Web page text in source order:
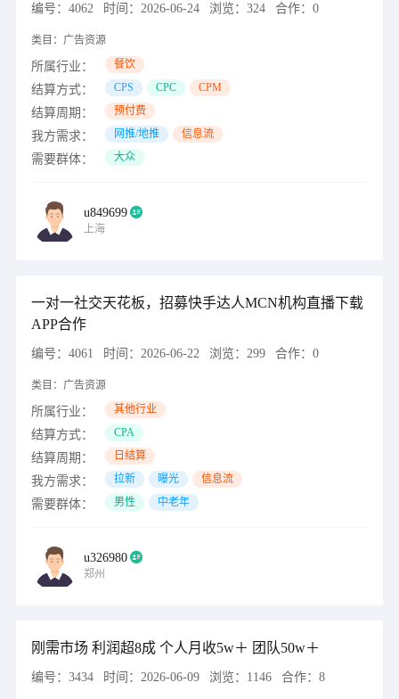
编号： 4062 时间： 2026-06-24 浏览： 324 合作： 0
类目： 广告资源
所属行业： 餐饮
结算方式： CPS CPC CPM
结算周期： 预付费
我方需求： 网推/地推 信息流
需要群体： 大众
u849699
上海
一对一社交天花板，招募快手达人MCN机构直播下载
APP合作
编号： 4061 时间： 2026-06-22 浏览： 299 合作： 0
类目： 广告资源
所属行业： 其他行业
结算方式： CPA
结算周期： 日结算
我方需求： 拉新 曝光 信息流
需要群体： 男性 中老年
u326980
郑州
刚需市场 利润超8成 个人月收5w＋ 团队50w＋
编号： 3434 时间： 2026-06-09 浏览： 1146 合作： 8